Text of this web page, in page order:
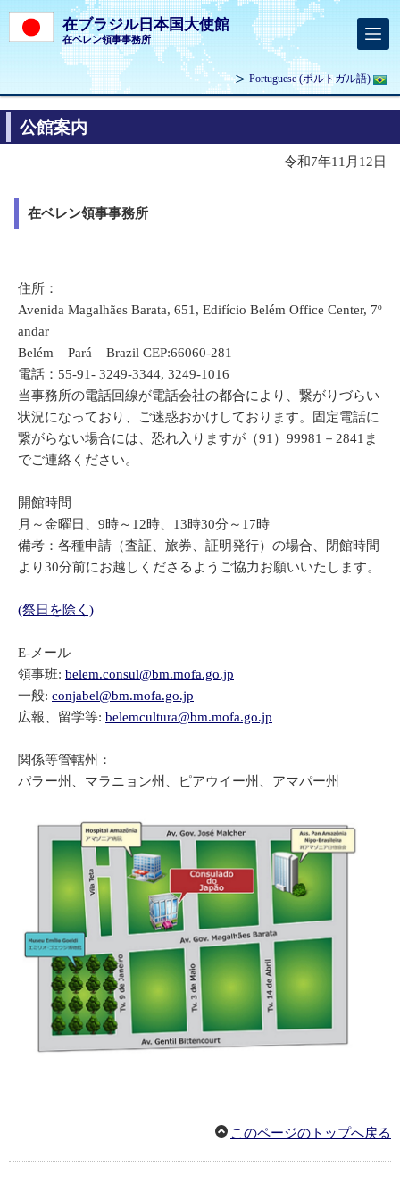
在ブラジル日本国大使館
在ベレン領事事務所
Portuguese(ポルトガル語)
公館案内
令和7年11月12日
在ベレン領事事務所
住所：
Avenida Magalhães Barata, 651, Edifício Belém Office Center, 7º
andar
Belém – Pará – Brazil CEP:66060-281
電話：55-91- 3249-3344, 3249-1016
当事務所の電話回線が電話会社の都合により、繋がりづらい
状況になっており、ご迷惑おかけしております。固定電話に
繋がらない場合には、恐れ入りますが（91）99981－2841ま
でご連絡ください。
開館時間
月～金曜日、9時～12時、13時30分～17時
備考：各種申請（査証、旅券、証明発行）の場合、閉館時間
より30分前にお越しくださるようご協力お願いいたします。
(祭日を除く)
E-メール
領事班: belem.consul@bm.mofa.go.jp
一般: conjabel@bm.mofa.go.jp
広報、留学等: belemcultura@bm.mofa.go.jp
関係等管轄州：
パラー州、マラニョン州、ピアウイー州、アマパー州
このページのトップへ戻る